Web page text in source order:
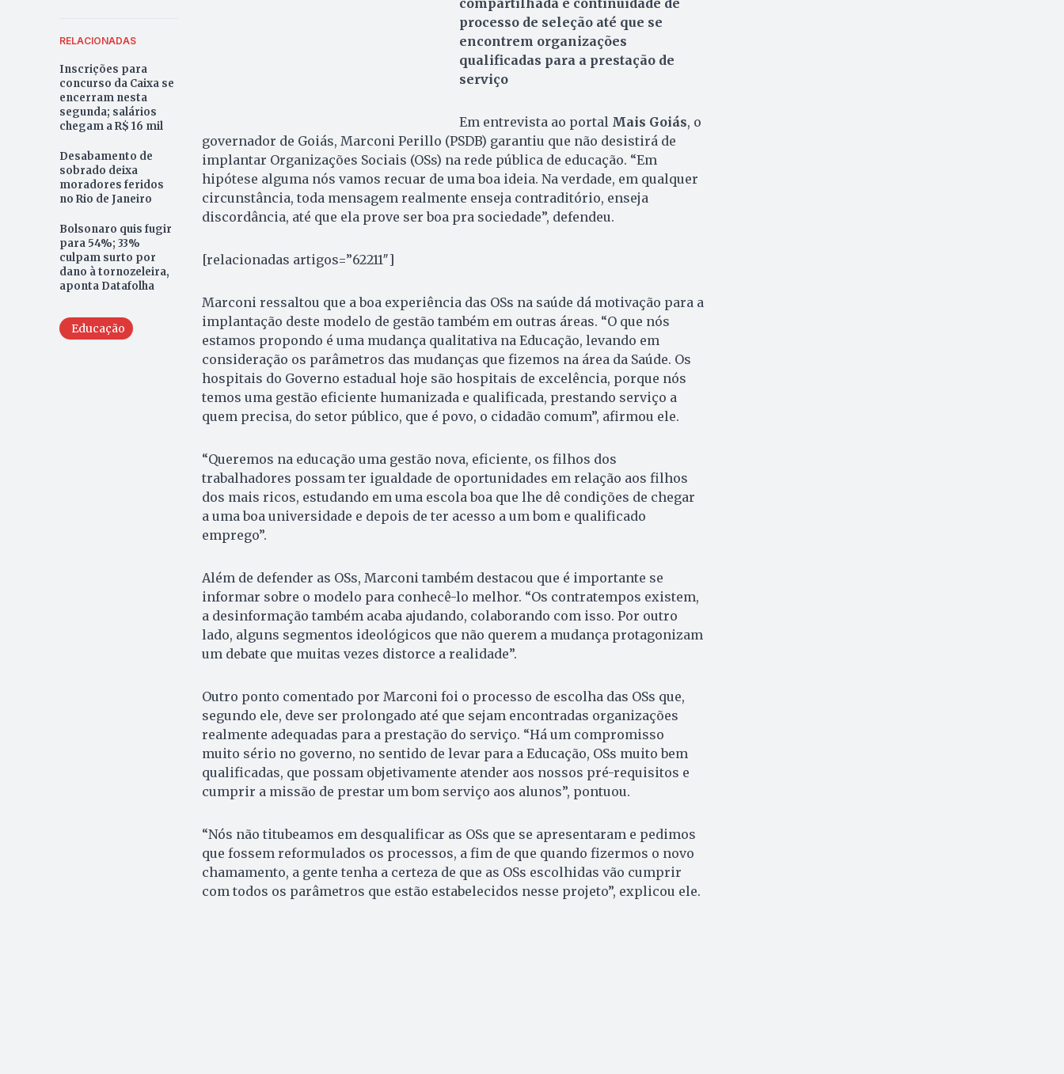
RELACIONADAS
Inscrições para
concurso da Caixa se
encerram nesta
segunda; salários
chegam a R$ 16 mil
Desabamento de
sobrado deixa
moradores feridos
no Rio de Janeiro
Bolsonaro quis fugir
para 54%; 33%
culpam surto por
dano à tornozeleira,
aponta Datafolha
Educação
processo de seleção até que se
encontrem organizações
qualificadas para a prestação de
serviço
Em entrevista ao portal Mais Goiás, o
governador de Goiás, Marconi Perillo (PSDB) garantiu que não desistirá de
implantar Organizações Sociais (OSs) na rede pública de educação. “Em
hipótese alguma nós vamos recuar de uma boa ideia. Na verdade, em qualquer
circunstância, toda mensagem realmente enseja contraditório, enseja
discordância, até que ela prove ser boa pra sociedade”, defendeu.
[relacionadas artigos=”62211″]
Marconi ressaltou que a boa experiência das OSs na saúde dá motivação para a
implantação deste modelo de gestão também em outras áreas. “O que nós
estamos propondo é uma mudança qualitativa na Educação, levando em
consideração os parâmetros das mudanças que fizemos na área da Saúde. Os
hospitais do Governo estadual hoje são hospitais de excelência, porque nós
temos uma gestão eficiente humanizada e qualificada, prestando serviço a
quem precisa, do setor público, que é povo, o cidadão comum”, afirmou ele.
“Queremos na educação uma gestão nova, eficiente, os filhos dos
trabalhadores possam ter igualdade de oportunidades em relação aos filhos
dos mais ricos, estudando em uma escola boa que lhe dê condições de chegar
a uma boa universidade e depois de ter acesso a um bom e qualificado
emprego”.
Além de defender as OSs, Marconi também destacou que é importante se
informar sobre o modelo para conhecê-lo melhor. “Os contratempos existem,
a desinformação também acaba ajudando, colaborando com isso. Por outro
lado, alguns segmentos ideológicos que não querem a mudança protagonizam
um debate que muitas vezes distorce a realidade”.
Outro ponto comentado por Marconi foi o processo de escolha das OSs que,
segundo ele, deve ser prolongado até que sejam encontradas organizações
realmente adequadas para a prestação do serviço. “Há um compromisso
muito sério no governo, no sentido de levar para a Educação, OSs muito bem
qualificadas, que possam objetivamente atender aos nossos pré-requisitos e
cumprir a missão de prestar um bom serviço aos alunos”, pontuou.
“Nós não titubeamos em desqualificar as OSs que se apresentaram e pedimos
que fossem reformulados os processos, a fim de que quando fizermos o novo
chamamento, a gente tenha a certeza de que as OSs escolhidas vão cumprir
com todos os parâmetros que estão estabelecidos nesse projeto”, explicou ele.